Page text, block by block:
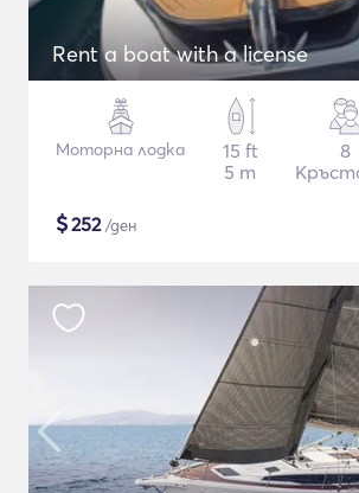
Rent a boat with a license
Моторна лодка
15 ft
5 m
8
$252/ден